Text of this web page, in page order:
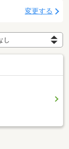
変更する